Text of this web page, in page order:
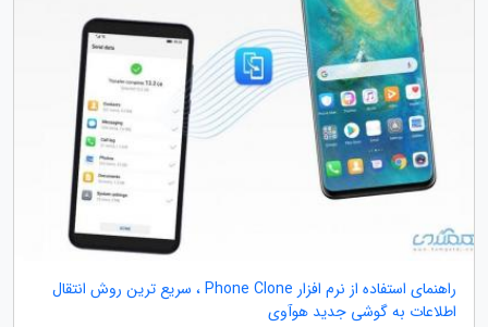
راهنمای استفاده از نرم افزار Phone Clone ، سریع ترین روش انتقال
اطلاعات به گوشی جدید هوآوی